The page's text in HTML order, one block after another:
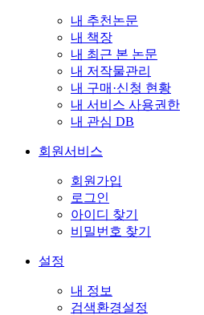
내 추천논문
내 책장
내 최근 본 논문
내 저작물관리
내 구매·신청 현황
내 서비스 사용권한
내 관심 DB
회원서비스
회원가입
로그인
아이디 찾기
비밀번호 찾기
설정
내 정보
검색환경설정